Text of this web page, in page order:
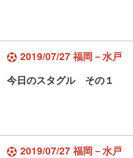
2019/07/27 福岡－水戸
今日のスタグル その１
2019/07/27 福岡－水戸